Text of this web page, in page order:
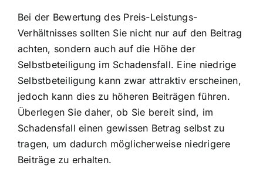
Bei der Bewertung des Preis-Leistungs-
Verhältnisses sollten Sie nicht nur auf den Beitrag
achten, sondern auch auf die Höhe der
Selbstbeteiligung im Schadensfall. Eine niedrige
Selbstbeteiligung kann zwar attraktiv erscheinen,
jedoch kann dies zu höheren Beiträgen führen.
Überlegen Sie daher, ob Sie bereit sind, im
Schadensfall einen gewissen Betrag selbst zu
tragen, um dadurch möglicherweise niedrigere
Beiträge zu erhalten.